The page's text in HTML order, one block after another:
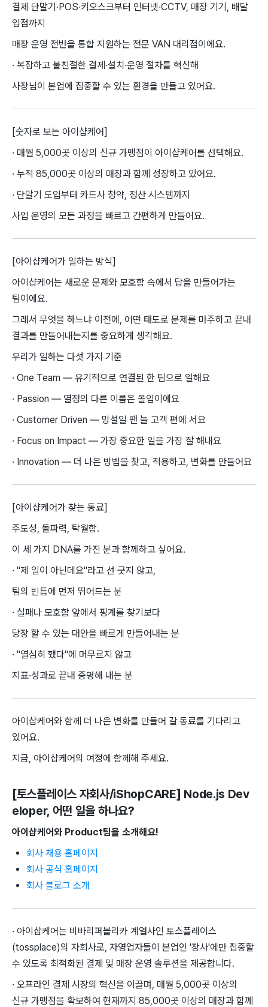
결제 단말기·POS·키오스크부터 인터넷·CCTV, 매장 기기, 배달
입점까지
매장 운영 전반을 통합 지원하는 전문 VAN 대리점이에요.
· 복잡하고 불친절한 결제·설치·운영 절차를 혁신해
사장님이 본업에 집중할 수 있는 환경을 만들고 있어요.
[숫자로 보는 아이샵케어]
· 매월 5,000곳 이상의 신규 가맹점이 아이샵케어를 선택해요.
· 누적 85,000곳 이상의 매장과 함께 성장하고 있어요.
· 단말기 도입부터 카드사 청약, 정산 시스템까지
사업 운영의 모든 과정을 빠르고 간편하게 만들어요.
[아이샵케어가 일하는 방식]
아이샵케어는 새로운 문제와 모호함 속에서 답을 만들어가는
팀이에요.
그래서 무엇을 하느냐 이전에, 어떤 태도로 문제를 마주하고 끝내
결과를 만들어내는지를 중요하게 생각해요.
우리가 일하는 다섯 가지 기준
· One Team — 유기적으로 연결된 한 팀으로 일해요
· Passion — 열정의 다른 이름은 몰입이에요
· Customer Driven — 망설일 땐 늘 고객 편에 서요
· Focus on Impact — 가장 중요한 일을 가장 잘 해내요
· Innovation — 더 나은 방법을 찾고, 적용하고, 변화를 만들어요
[아이샵케어가 찾는 동료]
주도성, 돌파력, 탁월함.
이 세 가지 DNA를 가진 분과 함께하고 싶어요.
· "제 일이 아닌데요"라고 선 긋지 않고,
팀의 빈틈에 먼저 뛰어드는 분
· 실패나 모호함 앞에서 핑계를 찾기보다
당장 할 수 있는 대안을 빠르게 만들어내는 분
· "열심히 했다"에 머무르지 않고
지표·성과로 끝내 증명해 내는 분
아이샵케어와 함께 더 나은 변화를 만들어 갈 동료를 기다리고
있어요.
지금, 아이샵케어의 여정에 함께해 주세요.
[토스플레이스 자회사/iShopCARE] Node.js Dev
eloper, 어떤 일을 하나요?
아이샵케어와 Product팀을 소개해요!
회사 채용 홈페이지
회사 공식 홈페이지
회사 블로그 소개
· 아이샵케어는 비바리퍼블리카 계열사인 토스플레이스
(tossplace)의 자회사로, 자영업자들이 본업인 '장사'에만 집중할
수 있도록 최적화된 결제 및 매장 운영 솔루션을 제공합니다.
· 오프라인 결제 시장의 혁신을 이끌며, 매월 5,000곳 이상의
신규 가맹점을 확보하여 현재까지 85,000곳 이상의 매장과 함께